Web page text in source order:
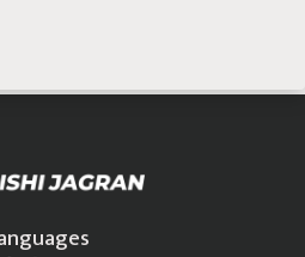
ਪੰਜਾਬੀ தமிழ்